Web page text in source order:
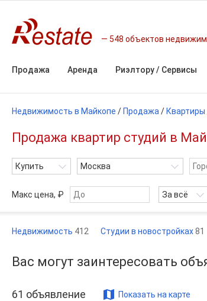
548 объектов
Продажа Аренда Риэлтору / Сервисы
Недвижимость в Майкопе / Продажа / Квартиры
Продажа квартир студий в
Купить Москва
Макс цена, ₽ За всё
Недвижимость 412 Студии в новостройках81
Вас могут заинтересовать
61 объявление Показать на карте